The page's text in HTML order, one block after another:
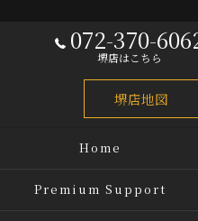
072-370-
堺店はこちら
堺店地図
Home
Premium Support